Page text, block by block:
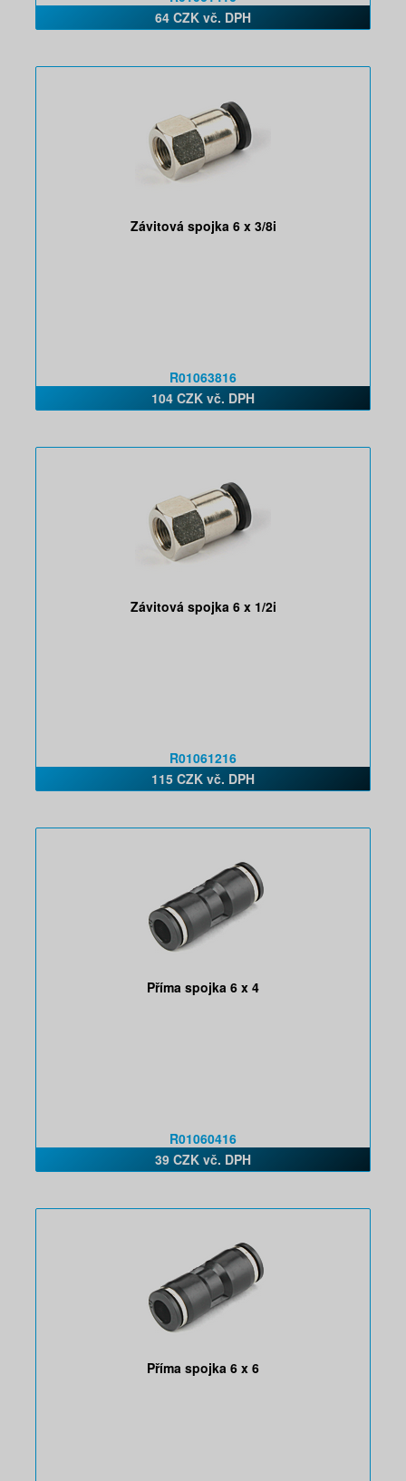
64 CZK vč. DPH
Závitová spojka 6 x 3/8i
R01063816
104 CZK vč. DPH
Závitová spojka 6 x 1/2i
R01061216
115 CZK vč. DPH
Příma spojka 6 x 4
R01060416
39 CZK vč. DPH
Příma spojka 6 x 6